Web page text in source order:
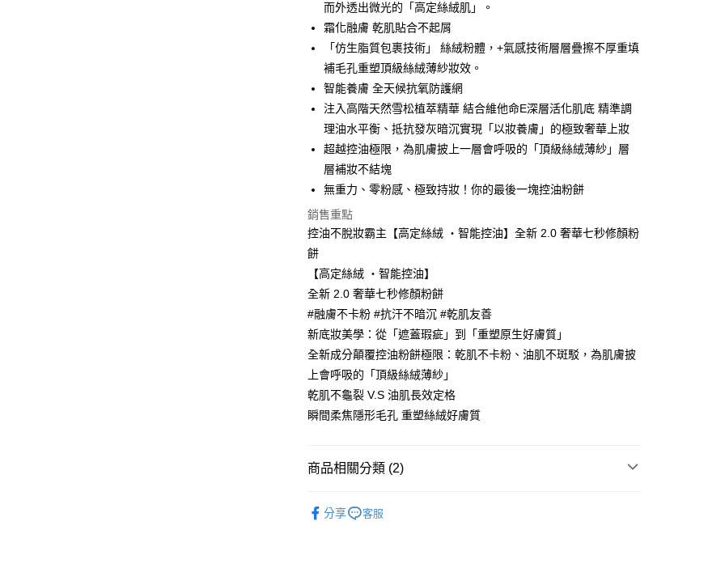
AFTEE先享後付
【關於「AFTEE先享後付」】
AFTEE先享後付是「在收到商品之後才付款」的支付方式。 讓您購物簡單
便利好安心！
２．便利：只要手機號碼，簡訊認證，即可結帳。
３．安心：先確認商品／服務後，再付款。
【「AFTEE先享後付」結帳流程】
１．於結帳方式選擇「AFTEE先享後付」後，將跳轉至「AFTEE先享後
付」結帳頁面，進行簡訊認證並確認金額後，即可完成結帳。
３．收到繳費通知簡訊後14天內，點擊此簡訊中的連結，可透過四大超商
／ATM／網路銀行／等多元方式進行付款，方視為交易完成。
絡購買商品的店家。未經商家同意取消之訂單仍視為有效，需透過AFTEE
先享後付繳納相關費用。
※ 交易是否成功請以「AFTEE先享後付 」之結帳頁面顯示為準，若有關於
是否繳費成功／繳費後需取消欲退款等相關疑問，請聯繫「AFTEE先享後
付客戶支援中心」https://netprotections.freshdesk.com/support/home
【注意事項】
１．透過由恩沛科技股份有限公司提供之「AFTEE先享後付」服務完成之
交易，需依本服務之必要範圍內提供個人資料，並將交易相關給付款項請
求債權轉讓予恩沛科技股份有限公司。
https://aftee.tw/terms/#terms3
任。
４．使用「AFTEE先享後付」時，將依據個別帳號之用戶狀況，依本公司
結果請求用戶進行身份認證。
５．嚴禁一人註冊多個帳號或使用他人資訊註冊。若發現惡意使用之情
運送方式
每筆NT$80，滿NT$800(含以上)免運費
付款後全家取貨
每筆NT$80，滿NT$800(含以上)免運費
7-11取貨付款
每筆NT$80，滿NT$800(含以上)免運費
付款後7-11取貨
每筆NT$80，滿NT$800(含以上)免運費
黑貓
每筆NT$80，滿NT$800(含以上)免運費
國家/地區配送
而外透出微光的「高定絲絨肌」。
霜化融膚 乾肌貼合不起屑
「仿生脂質包裹技術」 絲絨粉體，+氣感技術層層疊擦不厚重填
補毛孔重塑頂級絲絨薄紗妝效。
智能養膚 全天候抗氧防護網
注入高階天然雪松植萃精華 結合維他命E深層活化肌底 精準調
理油水平衡、抵抗發灰暗沉實現「以妝養膚」的極致奢華上妝
超越控油極限，為肌膚披上一層會呼吸的「頂級絲絨薄紗」層
層補妝不結塊
無重力、零粉感、極致持妝！你的最後一塊控油粉餅
銷售重點
控油不脫妝霸主【高定絲絨 ‧智能控油】全新 2.0 奢華七秒修顏粉
餅
【高定絲絨 ‧智能控油】
全新 2.0 奢華七秒修顏粉餅
#融膚不卡粉 #抗汗不暗沉 #乾肌友善
新底妝美學：從「遮蓋瑕疵」到「重塑原生好膚質」
全新成分顛覆控油粉餅極限：乾肌不卡粉、油肌不斑駁，為肌膚披
上會呼吸的「頂級絲絨薄紗」
乾肌不龜裂 V.S 油肌長效定格
瞬間柔焦隱形毛孔 重塑絲絨好膚質
商品相關分類 (2)
分享 客服